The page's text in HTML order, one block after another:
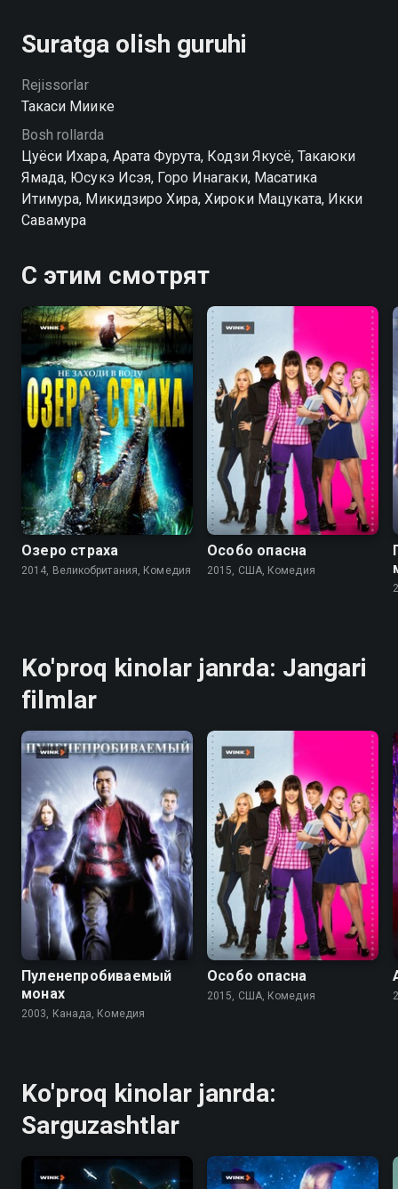
Suratga olish guruhi
Rejissorlar
Такаси Миике
Bosh rollarda
Цуёси Ихара, Арата Фурута, Кодзи Якусё, Такаюки
Ямада, Юсукэ Исэя, Горо Инагаки, Масатика
Итимура, Микидзиро Хира, Хироки Мацуката, Икки
Савамура
С этим смотрят
4.1 4.0
Озеро страха
2014, Великобритания, Комедия
5.4 5.4
Особо опасна
2015, США, Комедия
Ko'proq kinolar janrda: Jangari
filmlar
6.7 5.5
Пуленепробиваемый
монах
2003, Канада, Комедия
5.4 5.4
Особо опасна
2015, США, Комедия
Ko'proq kinolar janrda:
Sarguzashtlar